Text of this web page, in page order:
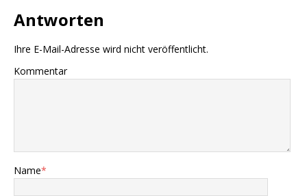
Antworten
Ihre E-Mail-Adresse wird nicht veröffentlicht.
Kommentar
Name*